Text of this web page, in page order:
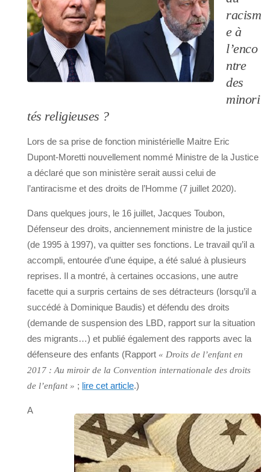
racism
e à
l’enco
ntre
des
minori
tés religieuses ?
Lors de sa prise de fonction ministérielle Maitre Eric
Dupont-Moretti nouvellement nommé Ministre de la Justice
a déclaré que son ministère serait aussi celui de
l’antiracisme et des droits de l’Homme (7 juillet 2020).
Dans quelques jours, le 16 juillet, Jacques Toubon,
Défenseur des droits, anciennement ministre de la justice
(de 1995 à 1997), va quitter ses fonctions. Le travail qu’il a
accompli, entourée d’une équipe, a été salué à plusieurs
reprises. Il a montré, à certaines occasions, une autre
facette qui a surpris certains de ses détracteurs (lorsqu’il a
succédé à Dominique Baudis) et défendu des droits
(demande de suspension des LBD, rapport sur la situation
des migrants…) et publié également des rapports avec la
défenseure des enfants (Rapport « Droits de l’enfant en
2017 : Au miroir de la Convention internationale des droits
de l’enfant » ; lire cet article.)
A